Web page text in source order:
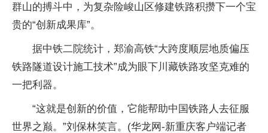
群山的搏斗中，为复杂险峻山区修建铁路积攒下一个宝
贵的“创新成果库”。
据中铁二院统计，郑渝高铁“大跨度顺层地质偏压
铁路隧道设计施工技术”成为眼下川藏铁路攻坚克难的
一把利器。
“这就是创新的价值，它能帮助中国铁路人去征服
世界之巅。”刘保林笑言。(华龙网-新重庆客户端记者